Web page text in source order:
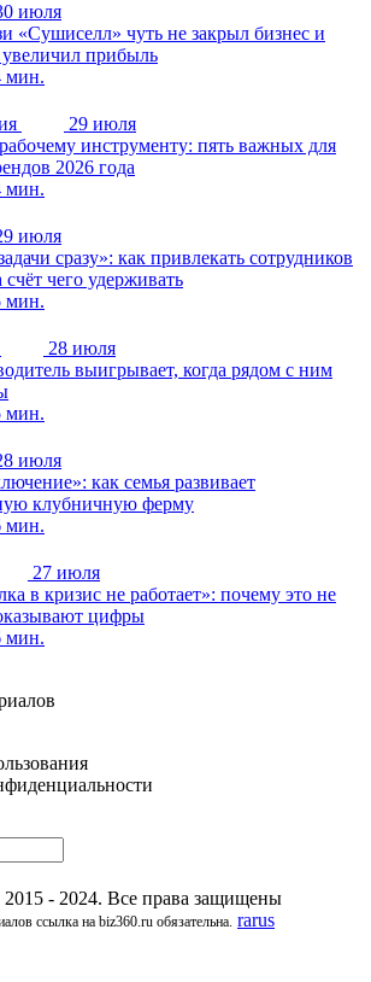
июля
«Сушиселл» чуть не закрыл бизнес и
прибыль
мин.
29 июля
инструменту: пять важных для
2026 года
мин.
июля
сразу»: как привлекать сотрудников
счёт чего удерживать
мин.
28 июля
выигрывает, когда рядом с ним
мин.
июля
как семья развивает
клубничную ферму
мин.
27 июля
в кризис не работает»: почему это не
цифры
мин.
- 2024. Все права защищены
ссылка на biz360.ru обязательна. rarus